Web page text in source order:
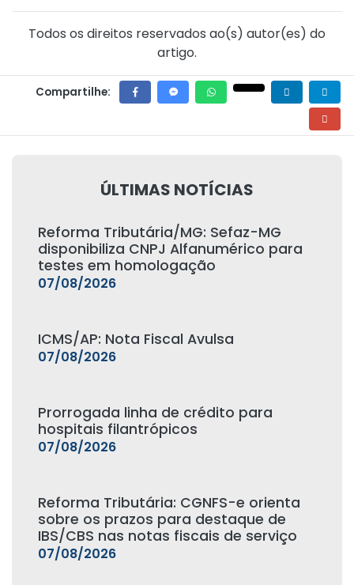
Todos os direitos reservados ao(s) autor(es) do
artigo.
Compartilhe:
ÚLTIMAS NOTÍCIAS
Reforma Tributária/MG: Sefaz-MG
disponibiliza CNPJ Alfanumérico para
testes em homologação
07/08/2026
ICMS/AP: Nota Fiscal Avulsa
07/08/2026
Prorrogada linha de crédito para
hospitais filantrópicos
07/08/2026
Reforma Tributária: CGNFS-e orienta
sobre os prazos para destaque de
IBS/CBS nas notas fiscais de serviço
07/08/2026